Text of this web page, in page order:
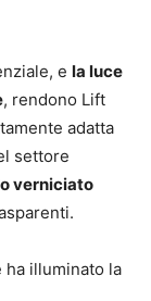
e la luce
, rendono Lift
adatta
settore
verniciato
ha illuminato la